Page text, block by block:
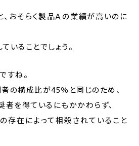
おそらく製品Ａの業績が高いのに
いることでしょう。
すね。
の構成比が45％と同じのため、
者を得ているにもかかわらず、
存在によって相殺されていること